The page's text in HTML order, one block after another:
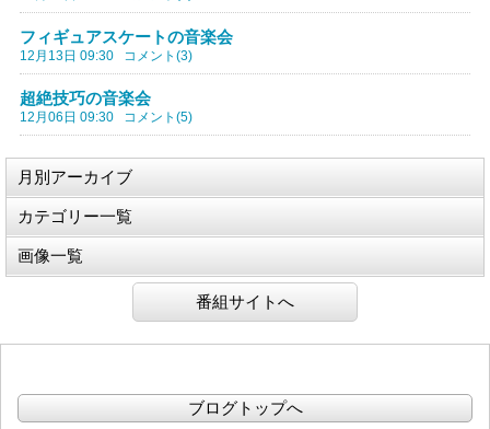
フィギュアスケートの音楽会
12月13日 09:30 コメント(3)
超絶技巧の音楽会
12月06日 09:30 コメント(5)
月別アーカイブ
カテゴリー一覧
画像一覧
番組サイトへ
ブログトップへ